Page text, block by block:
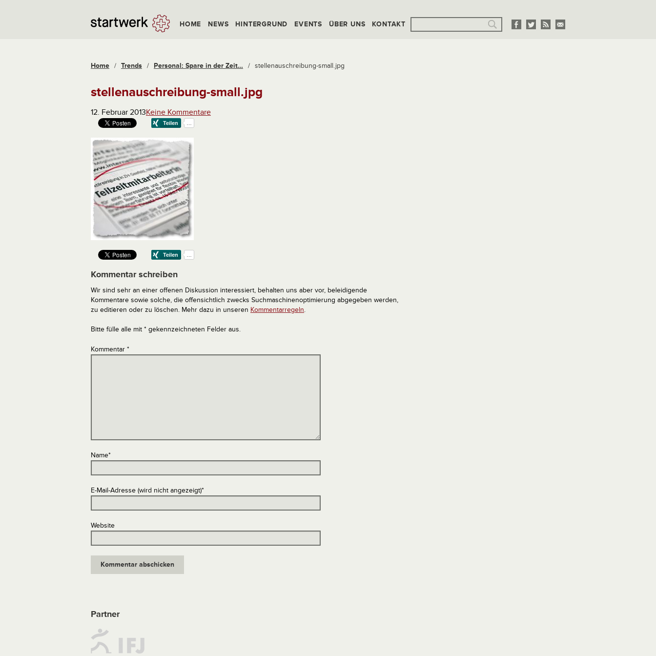
HOME NEWS HINTERGRUND EVENTS ÜBER UNS KONTAKT
Home / Trends / Personal: Spare in der Zeit… / stellenauschreibung-small.jpg
stellenauschreibung-small.jpg
12. Februar 2013Keine Kommentare
Kommentar schreiben
Wir sind sehr an einer offenen Diskussion interessiert, behalten uns aber vor, beleidigende
Kommentare sowie solche, die offensichtlich zwecks Suchmaschinenoptimierung abgegeben werden,
zu editieren oder zu löschen. Mehr dazu in unseren Kommentarregeln.
Bitte fülle alle mit * gekennzeichneten Felder aus.
Kommentar *
Name*
E-Mail-Adresse (wird nicht angezeigt)*
Website
Partner